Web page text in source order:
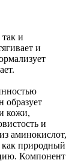
и
и
образует
кожи,
и
аминокислот,
как природный
Компонент